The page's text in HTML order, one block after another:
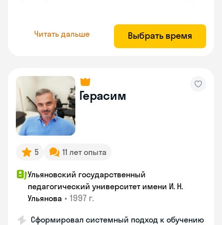
Читать дальше Выбрать время
Герасим
5 11 лет опыта
Ульяновский государственный
педагогический университет имени И. Н.
Ульянова • 1997 г.
Сформировал системный подход к обучению